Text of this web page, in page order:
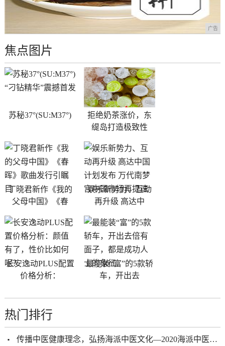
广告
焦点图片
苏秘37°(SU:M37°)
拒绝奶茶涨价，东
缇岛打造极致性
丁晓君新作《我的
父母中国》《春
娱乐新势力、互动
再升级 高达中
长安逸动PLUS配置
价格分析：
最能装“富”的5款轿
车，开出去
热门排行
传播中医健康理念，弘扬海派中医文化—2020海派中医砥砺前行